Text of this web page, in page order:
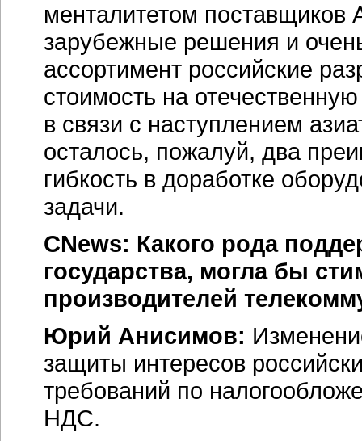
менталитетом
зарубежные решения и
ассортимент российские
стоимость на
в связи с наступлением
осталось, пожалуй, два
гибкость в доработке
задачи.
CNews: Какого рода
государства, могла бы
производителей
Юрий Анисимов:
защиты интересов
требований по
НДС.